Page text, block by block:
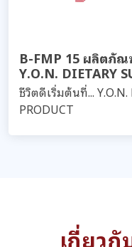
B-FMP 15 ผลิตภัณ
Y.O.N. DIETARY
ชีวิตดีเริ่มต้นที่... Y.O.N.
PRODUCT
เกี่ยว